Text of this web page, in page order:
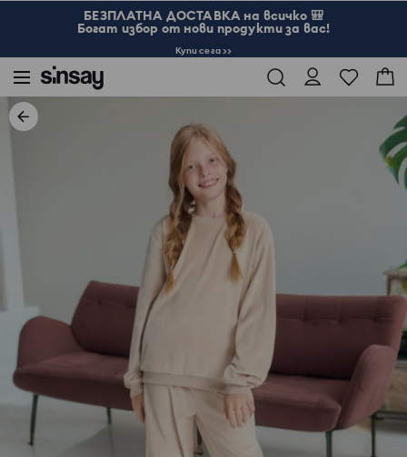
БЕЗПЛАТНА ДОСТАВКА на всичко 🎒
Богат избор от нови продукти за вас!
Купи сега >>